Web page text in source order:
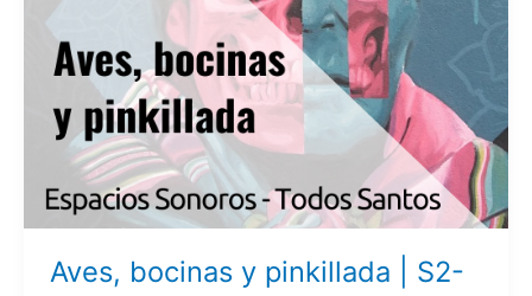
Aves, bocinas y pinkillada | S2-